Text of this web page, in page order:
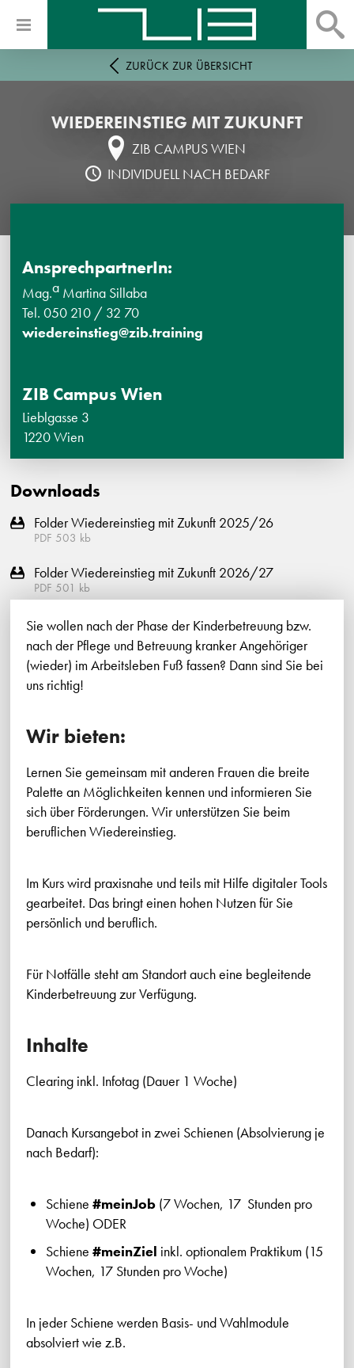
ZURÜCK ZUR ÜBERSICHT
WIEDEREINSTIEG MIT ZUKUNFT
ZIB CAMPUS WIEN
INDIVIDUELL NACH BEDARF
AnsprechpartnerIn:
Mag.a Martina Sillaba
Tel. 050 210 / 32 70
wiedereinstieg@zib.training
ZIB Campus Wien
Lieblgasse 3
1220 Wien
Downloads
Folder Wiedereinstieg mit Zukunft 2025/26
PDF 503 kb
Folder Wiedereinstieg mit Zukunft 2026/27
PDF 501 kb
Sie wollen nach der Phase der Kinderbetreuung bzw.
nach der Pflege und Betreuung kranker Angehöriger
(wieder) im Arbeitsleben Fuß fassen? Dann sind Sie bei
uns richtig!
Wir bieten:
Lernen Sie gemeinsam mit anderen Frauen die breite
Palette an Möglichkeiten kennen und informieren Sie
sich über Förderungen. Wir unterstützen Sie beim
beruflichen Wiedereinstieg.
Im Kurs wird praxisnahe und teils mit Hilfe digitaler Tools
gearbeitet. Das bringt einen hohen Nutzen für Sie
persönlich und beruflich.
Für Notfälle steht am Standort auch eine begleitende
Kinderbetreuung zur Verfügung.
Inhalte
Clearing inkl. Infotag (Dauer 1 Woche)
Danach Kursangebot in zwei Schienen (Absolvierung je
nach Bedarf):
Schiene #meinJob (7 Wochen, 17 Stunden pro
Woche) ODER
Schiene #meinZiel inkl. optionalem Praktikum (15
Wochen, 17 Stunden pro Woche)
In jeder Schiene werden Basis- und Wahlmodule
absolviert wie z.B.